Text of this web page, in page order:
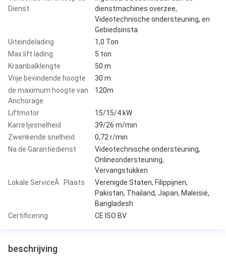
Dienst
dienstmachines overzee,
Videotechnische ondersteuning, en
Gebiedsinsta
Uiteindelading
1,0 Ton
Max.lift lading
5 ton
Kraanbalklengte
50 m
Vrije bevindende hoogte
30 m
de maximum hoogte van
Anchorage
120m
Liftmotor
15/15/4 kW
Karretjesnelheid
39/26 m/min
Zwenkende snelheid
0,72 r/min
Na de Garantiedienst
Videotechnische ondersteuning,
Onlineondersteuning,
Vervangstukken
Lokale ServiceÂ Plaats
Verenigde Staten, Filippijnen,
Pakistan, Thailand, Japan, Maleisië,
Bangladesh
Certificering
CE ISO BV
beschrijving